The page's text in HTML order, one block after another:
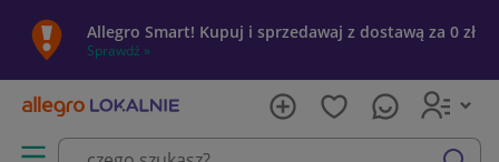
Allegro Smart! Kupuj i sprzedawaj z dostawą za 0 zł
Sprawdź »
Otwórz menu z kategoriami